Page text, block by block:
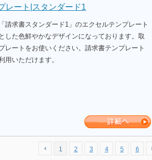
レート|スタンダード1
請求書スタンダード1」のエクセルテンプレート
した色鮮やかなデザインになっております。取
レートをお使いください。請求書テンプレート
用いただけます。
1 2 3 4 5 6